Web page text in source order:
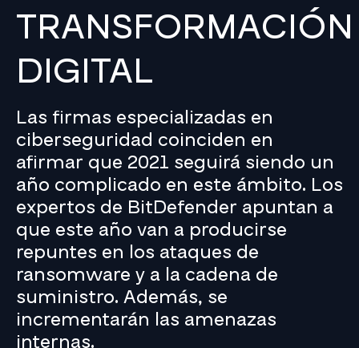
TRANSFORMACIÓN
DIGITAL
Las firmas especializadas en
ciberseguridad coinciden en
afirmar que 2021 seguirá siendo un
año complicado en este ámbito. Los
expertos de BitDefender apuntan a
que este año van a producirse
repuntes en los ataques de
ransomware y a la cadena de
suministro. Además, se
incrementarán las amenazas
internas.